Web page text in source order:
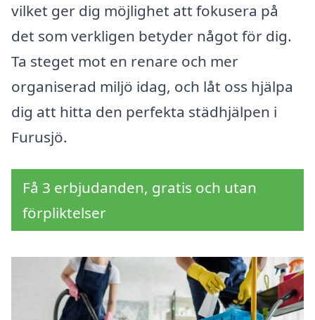
vilket ger dig möjlighet att fokusera på
det som verkligen betyder något för dig.
Ta steget mot en renare och mer
organiserad miljö idag, och låt oss hjälpa
dig att hitta den perfekta städhjälpen i
Furusjö.
Få 3 erbjudanden, gratis och utan
förpliktelser